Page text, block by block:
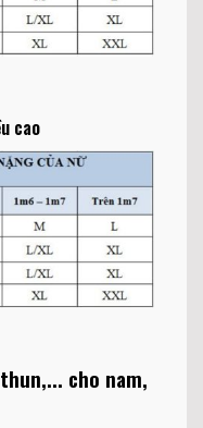
cao
cho nam,